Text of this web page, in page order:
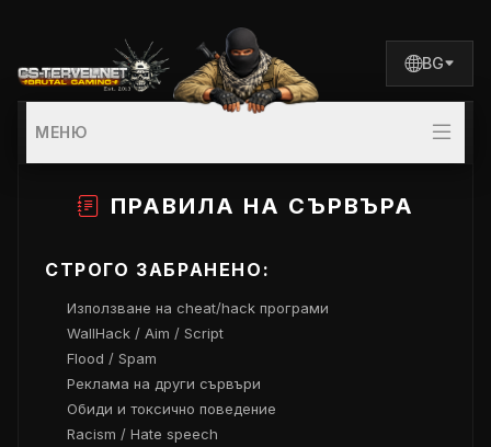
BG
МЕНЮ
ПРАВИЛА НА СЪРВЪРА
СТРОГО ЗАБРАНЕНО:
Използване на cheat/hack програми
WallHack / Aim / Script
Flood / Spam
Реклама на други сървъри
Обиди и токсично поведение
Racism / Hate speech